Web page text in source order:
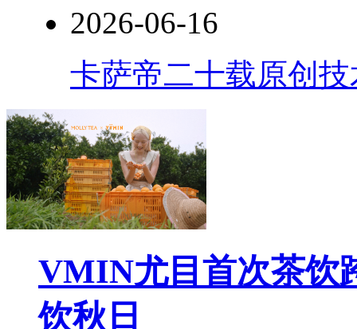
2026-06-16
卡萨帝二十载原创
VMIN尤目首次茶饮
饮秋日